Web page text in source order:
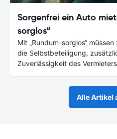
Sorgenfrei ein Auto
sorglos“
Mit „Rundum-sorglos“
die Selbstbeteiligung,
Zuverlässigkeit des
Alle Artikel